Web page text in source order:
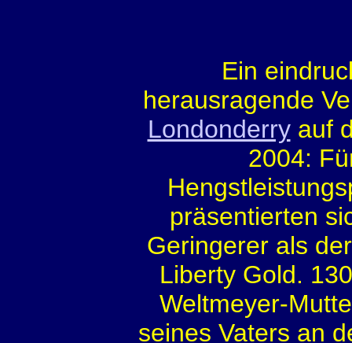
Ein
herausragende
Londonderryauf
2004:
präsentierten
Geringerer als
Liberty Gold.
Weltmeyer-
seines Vaters an